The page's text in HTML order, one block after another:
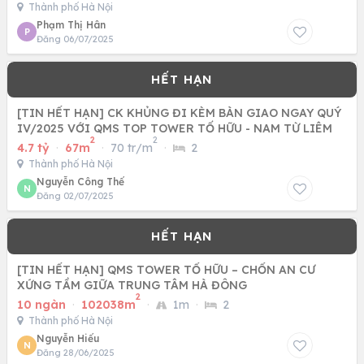
Thành phố Hà Nội
P
Phạm Thị Hân
Đăng 06/07/2025
[TIN HẾT HẠN] CK KHỦNG ĐI KÈM BÀN GIAO NGAY QUÝ
IV/2025 VỚI QMS TOP TOWER TỐ HỮU - NAM TỪ LIÊM
4.7 tỷ · 67m
2
· 70 tr/m
2
· 2
Thành phố Hà Nội
N
Nguyễn Công Thế
Đăng 02/07/2025
[TIN HẾT HẠN] QMS TOWER TỐ HỮU – CHỐN AN CƯ
XỨNG TẦM GIỮA TRUNG TÂM HÀ ĐÔNG
10 ngàn · 102038m
2
· 1m · 2
Thành phố Hà Nội
N
Nguyễn Hiếu
Đăng 28/06/2025